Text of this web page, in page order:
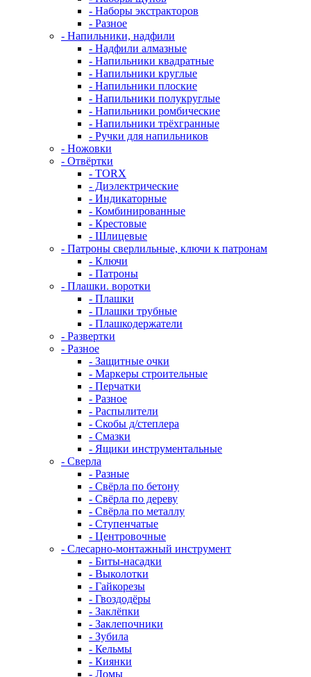
- Наборы экстракторов
- Разное
- Напильники, надфили
- Надфили алмазные
- Напильники квадратные
- Напильники круглые
- Напильники плоские
- Напильники полукруглые
- Напильники ромбические
- Напильники трёхгранные
- Ручки для напильников
- Ножовки
- Отвёртки
- TORX
- Диэлектрические
- Индикаторные
- Комбинированные
- Крестовые
- Шлицевые
- Патроны сверлильные, ключи к патронам
- Ключи
- Патроны
- Плашки. воротки
- Плашки
- Плашки трубные
- Плашкодержатели
- Развертки
- Разное
- Защитные очки
- Маркеры строительные
- Перчатки
- Разное
- Распылители
- Скобы д/степлера
- Смазки
- Ящики инструментальные
- Сверла
- Разные
- Свёрла по бетону
- Свёрла по дереву
- Свёрла по металлу
- Ступенчатые
- Центровочные
- Слесарно-монтажный инструмент
- Биты-насадки
- Выколотки
- Гайкорезы
- Гвоздодёры
- Заклёпки
- Заклепочники
- Зубила
- Кельмы
- Киянки
- Ломы